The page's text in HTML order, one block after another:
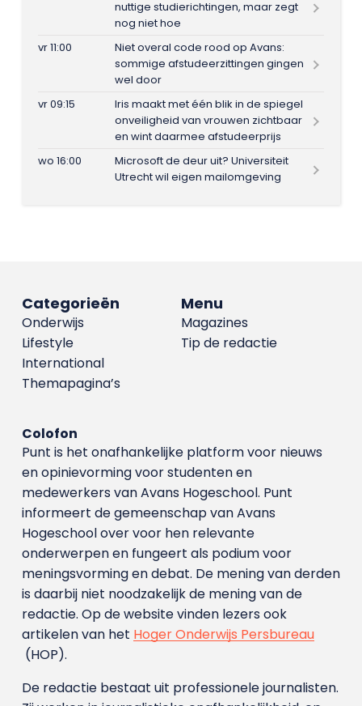
nuttige studierichtingen, maar zegt
nog niet hoe
vr 11:00
Niet overal code rood op Avans:
sommige afstudeerzittingen gingen
wel door
vr 09:15
Iris maakt met één blik in de spiegel
onveiligheid van vrouwen zichtbaar
en wint daarmee afstudeerprijs
wo 16:00
Microsoft de deur uit? Universiteit
Utrecht wil eigen mailomgeving
Menu
Magazines
Tip de redactie
Categorieën
Onderwijs
Lifestyle
International
Themapagina’s
Colofon
Punt is het onafhankelijke platform voor nieuws
en opinievorming voor studenten en
medewerkers van Avans Hoge­school. Punt
informeert de gemeenschap van Avans
Hogeschool over voor hen relevante
onderwerpen en fungeert als podium voor
meningsvorming en debat. De mening van derden
is daarbij niet noodzakelijk de mening van de
redactie. Op de website vinden lezers ook
artikelen van het Hoger Onderwijs Persbureau
(HOP).
De redactie bestaat uit professionele journalisten.